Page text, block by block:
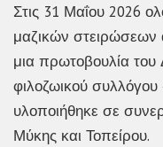
Στις 31 Μαΐου 2026
μαζικών
μια πρωτοβουλία
φιλοζωικού
υλοποιήθηκε σε
Μύκης και Τοπείρου.